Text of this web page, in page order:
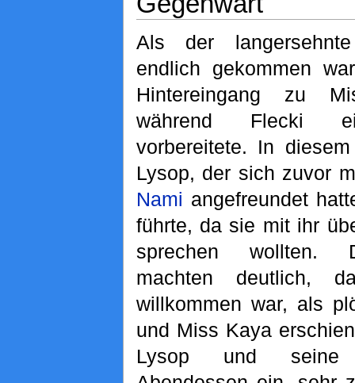
Als der
endlich gekommen
Hintereingang zu
während Flecki
vorbereitete. In
Lysop, der sich zuvor
Nami angefreundet
führte, da sie mit ihr
sprechen wollten.
machten deutlich,
willkommen war, als
und Miss Kaya
Lysop und seine